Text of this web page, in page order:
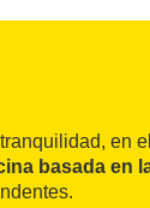
en el
basada en